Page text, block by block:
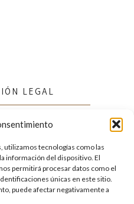
utilizamos tecnologías como las
información del dispositivo. El
permitirá procesar datos como el
únicas en este sitio.
puede afectar negativamente a
LEGAL